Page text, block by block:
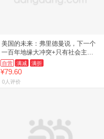
美国的未来：弗里德曼说，下一个
一百年地缘大冲突+只有社会主义
才能救美国（套装2册）
自营 满减 满折
¥79.60
0人评价